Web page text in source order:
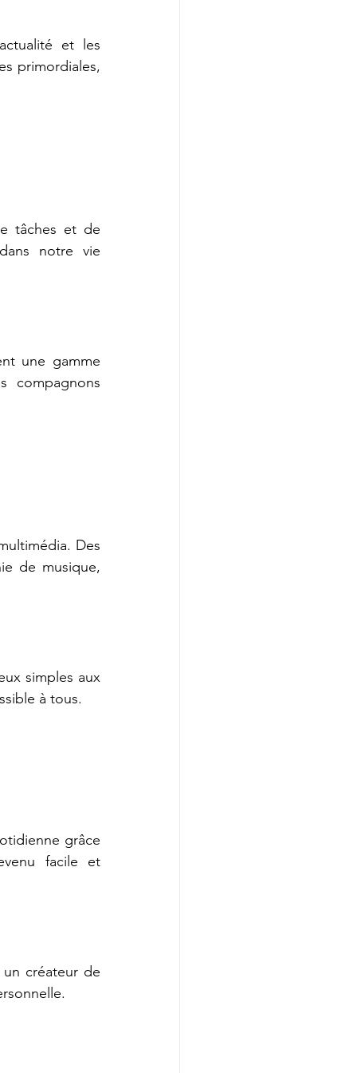
et les
primordiales,
tâches et de
notre vie
une gamme
compagnons
Des
de musique,
simples aux
à tous.
grâce
facile et
créateur de